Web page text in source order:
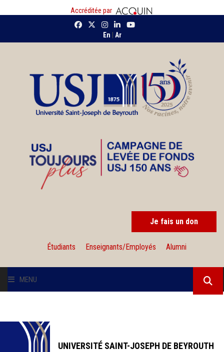
Accréditée par
En Ar
Je fais un don
Étudiants Enseignants/Employés Alumni
MENU
INSTITUTIONS
UNIVERSITÉ SAINT-JOSEPH DE BEYROUTH